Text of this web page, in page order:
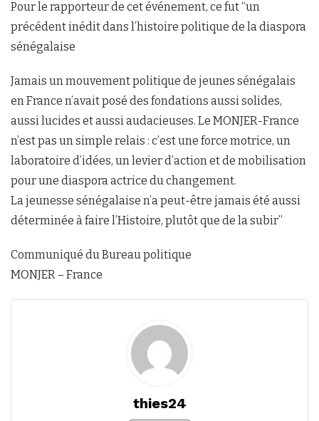
Pour le rapporteur de cet événement, ce fut “un
précédent inédit dans l’histoire politique de la diaspora
sénégalaise
Jamais un mouvement politique de jeunes sénégalais
en France n’avait posé des fondations aussi solides,
aussi lucides et aussi audacieuses. Le MONJER-France
n’est pas un simple relais : c’est une force motrice, un
laboratoire d’idées, un levier d’action et de mobilisation
pour une diaspora actrice du changement.
La jeunesse sénégalaise n’a peut-être jamais été aussi
déterminée à faire l’Histoire, plutôt que de la subir”
Communiqué du Bureau politique
MONJER – France
thies24